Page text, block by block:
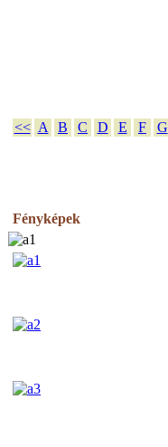
<< A B C D E F G
Fényképek